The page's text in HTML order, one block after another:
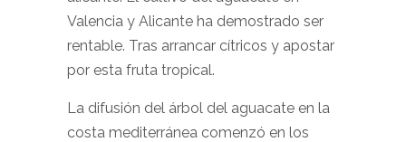
Valencia y Alicante ha demostrado ser
rentable. Tras arrancar cítricos y apostar
por esta fruta tropical.
La difusión del árbol del aguacate en la
costa mediterránea comenzó en los